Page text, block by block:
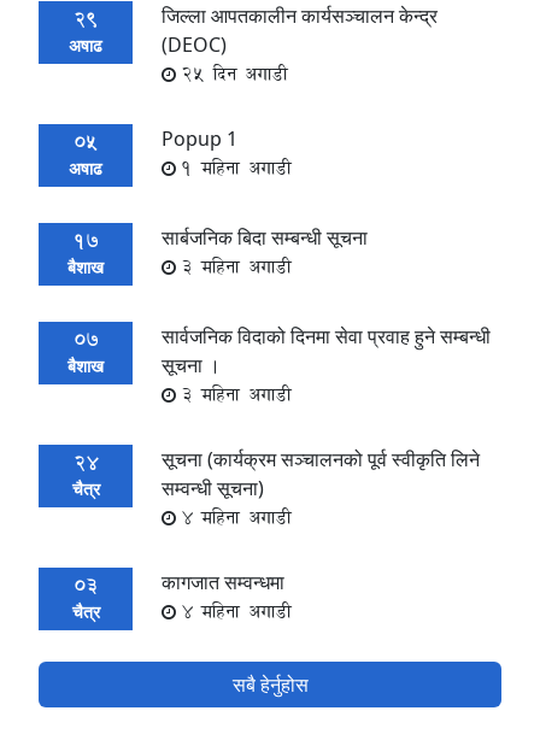
29
अषाढ
जिल्ला आपतकालीन कार्यसञ्चालन केन्द्र
(DEOC)
25 दिन अगाडी
05
अषाढ
Popup 1
1 महिना अगाडी
17
बैशाख
सार्बजनिक बिदा सम्बन्धी सूचना
3 महिना अगाडी
07
बैशाख
सार्वजनिक विदाको दिनमा सेवा प्रवाह हुने सम्बन्धी
सूचना ।
3 महिना अगाडी
24
चैत्र
सूचना (कार्यक्रम सञ्चालनको पूर्व स्वीकृति लिने
सम्वन्धी सूचना)
4 महिना अगाडी
03
चैत्र
कागजात सम्वन्धमा
4 महिना अगाडी
सबै हेर्नुहोस